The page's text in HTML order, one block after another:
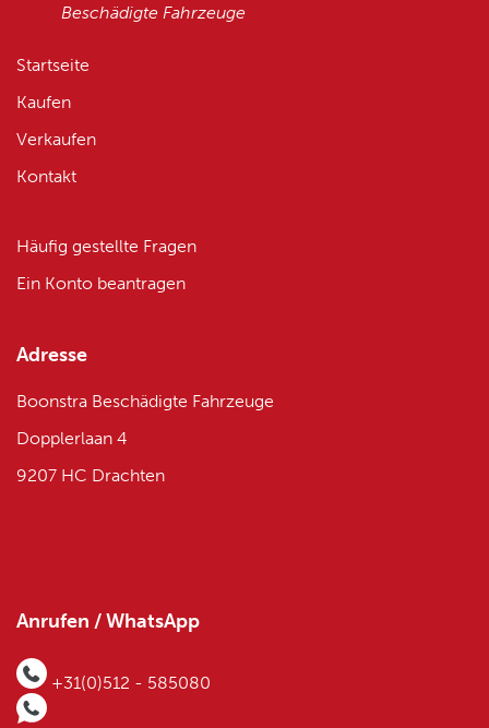
Beschädigte Fahrzeuge
Startseite
Kaufen
Verkaufen
Kontakt
Häufig gestellte Fragen
Ein Konto beantragen
Adresse
Boonstra Beschädigte Fahrzeuge
Dopplerlaan 4
9207 HC Drachten
Anrufen / WhatsApp
+31(0)512 - 585080